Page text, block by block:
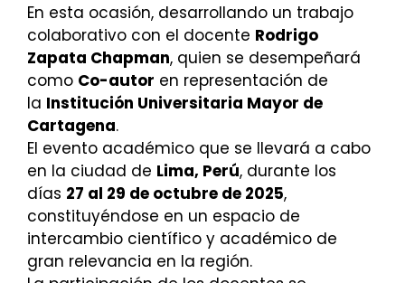
En esta ocasión, desarrollando un trabajo
colaborativo con el docente Rodrigo
Zapata Chapman, quien se desempeñará
como Co-autor en representación de
la Institución Universitaria Mayor de
Cartagena.
El evento académico que se llevará a cabo
en la ciudad de Lima, Perú, durante los
días 27 al 29 de octubre de 2025,
constituyéndose en un espacio de
intercambio científico y académico de
gran relevancia en la región.